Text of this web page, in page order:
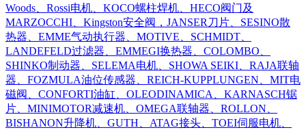
Woods、Rossi电机、KOCO螺柱焊机、HECO阀门及
MARZOCCHI、Kingston安全阀，JANSER刀片、SESINO散
热器、EMME气动执行器、MOTIVE、SCHMIDT、
LANDEFELD过滤器、EMMEGI换热器、COLOMBO、
SHINKO制动器、SELEMA电机、SHOWA SEIKI、RAJA联轴
器、FOZMULA油位传感器、REICH-KUPPLUNGEN、MIT电
磁阀、CONFORTI油缸、OLEODINAMICA、KARNASCH锯
片、MINIMOTOR减速机、OMEGA联轴器、ROLLON、
BISHANON升降机、GUTH、ATAG接头、TOEI伺服电机、